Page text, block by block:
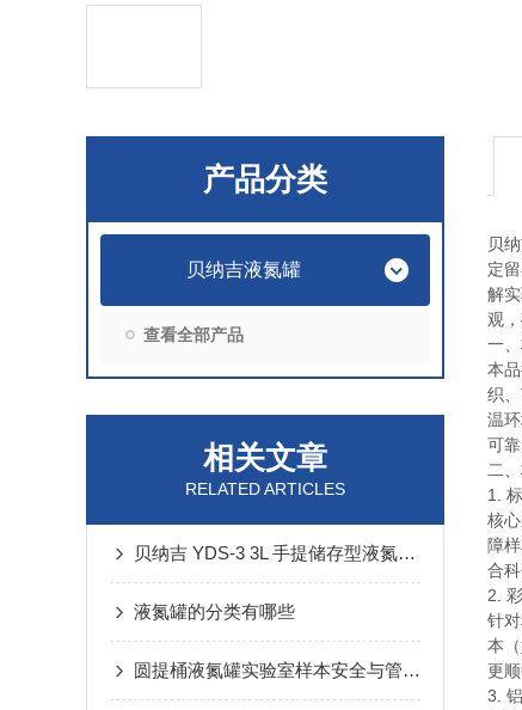
产品分类
贝纳吉液氮罐
查看全部产品
相关文章
RELATED ARTICLES
贝纳吉 YDS-3 3L 手提储存型液氮罐介绍
液氮罐的分类有哪些
圆提桶液氮罐实验室样本安全与管理方法
贝
定
解
观
一
本
织
温
可
二
1.
核
障
合
2.
针
本
更
3.